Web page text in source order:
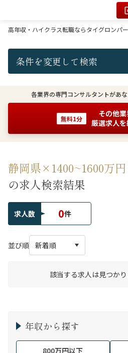
高年収・ハイクラス転職ならタイグロンパ
条件を変更して検索
各業界の専門コンサルタントがあ
無料1分
その他
厳選求人
静岡県×1400~1600万
の求人検索結果
求人数 0件
並び順
該当する求人は見つかり
年収から探す
800万円以下